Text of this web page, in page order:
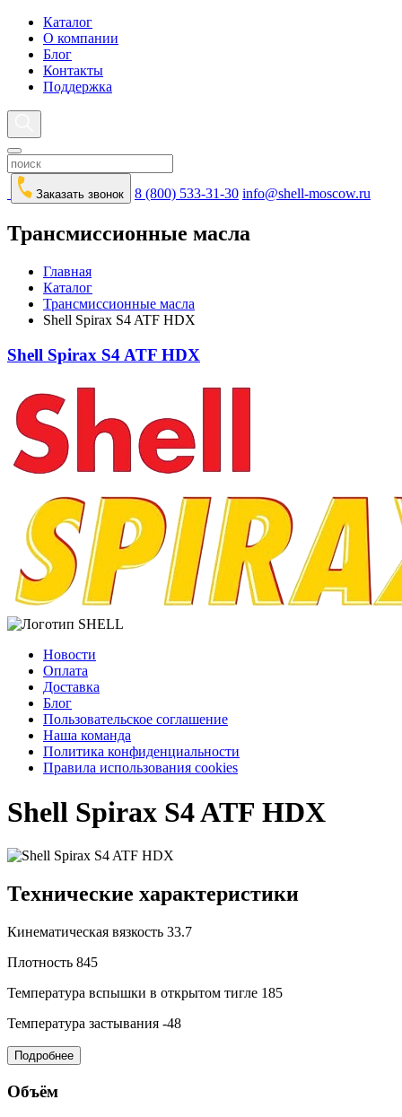
Каталог
О компании
Блог
Контакты
Поддержка
Заказать звонок 8 (800) 533-31-30 info@shell-moscow.ru
Трансмиссионные масла
Главная
Каталог
Трансмиссионные масла
Shell Spirax S4 ATF HDX
Shell Spirax S4 ATF HDX
Новости
Оплата
Доставка
Блог
Пользовательское соглашение
Наша команда
Политика конфиденциальности
Правила использования cookies
Shell Spirax S4 ATF HDX
Технические характеристики
Кинематическая вязкость 33.7
Плотность 845
Температура вспышки в открытом тигле 185
Температура застывания -48
Подробнее
Объём